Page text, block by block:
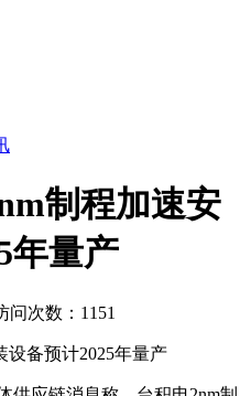
制程加速安
年量产
问次数：1151
设备预计2025年量产